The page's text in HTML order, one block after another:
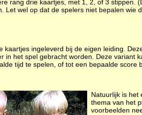
rang drie kaartjes, met 1, 2, of 3 stippen.
Let wel op dat de spelers niet bepalen
kaartjes ingeleverd bij de eigen leiding.
in het spel gebracht worden. Deze variant
tijd te spelen, of tot een bepaalde score
Natuurlijk is het
thema van het
voorbeelden